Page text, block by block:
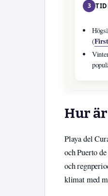
3
(
Hur är
Playa del
och Puerto
och
klimat med